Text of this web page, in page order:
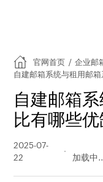
官网首页 / 企业邮
自建邮箱系统与租用邮
自建邮箱
比有哪些
2025-07-
22
量